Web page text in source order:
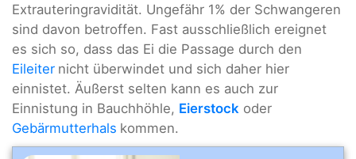
Extrauteringravidität. Ungefähr 1% der Schwangeren
sind davon betroffen. Fast ausschließlich ereignet
es sich so, dass das Ei die Passage durch den
Eileiter nicht überwindet und sich daher hier
einnistet. Äußerst selten kann es auch zur
Einnistung in Bauchhöhle, Eierstock oder
Gebärmutterhals kommen.